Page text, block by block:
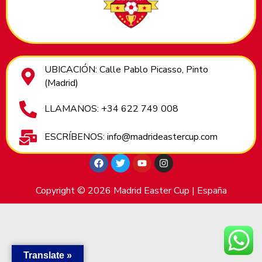
UBICACIÓN: Calle Pablo Picasso, Pinto
(Madrid)
LLAMANOS: +34 622 749 008
ESCRÍBENOS: info@madrideastercup.com
Copyright © 2026 Madrid Easter Cup | España
Translate »